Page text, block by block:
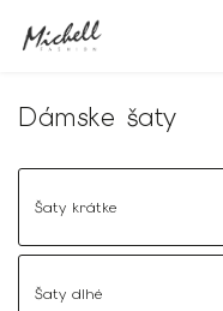
Dámske šaty
Šaty krátke
Šaty dlhé